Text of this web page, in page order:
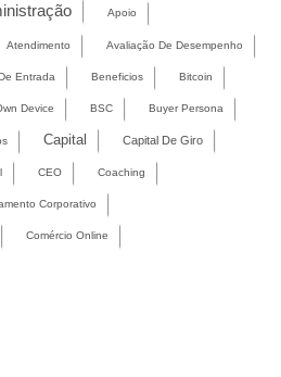
Apoio
Atendimento Avaliação De Desempenho
Entrada Beneficios Bitcoin
Device BSC Buyer Persona
Capital Capital De Giro
CEO Coaching
Corporativo
Comércio Online